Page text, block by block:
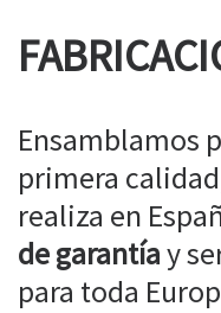
Ensamblamos
primera
realiza en
de garantíay
para toda